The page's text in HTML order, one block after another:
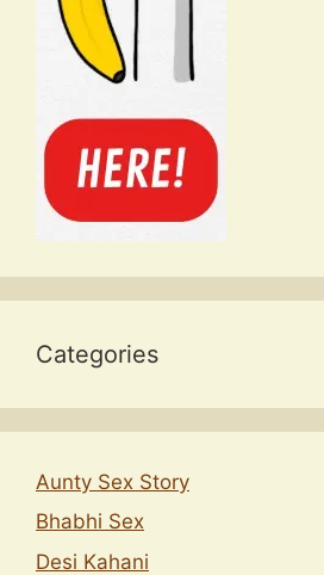
Categories
Aunty Sex Story
Bhabhi Sex
Desi Kahani